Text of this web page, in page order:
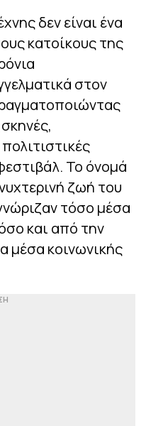
δεν είναι ένα
κατοίκους της
στον
Το όνομά
ζωή του
τόσο μέσα
και από την
μέσα κοινωνικής